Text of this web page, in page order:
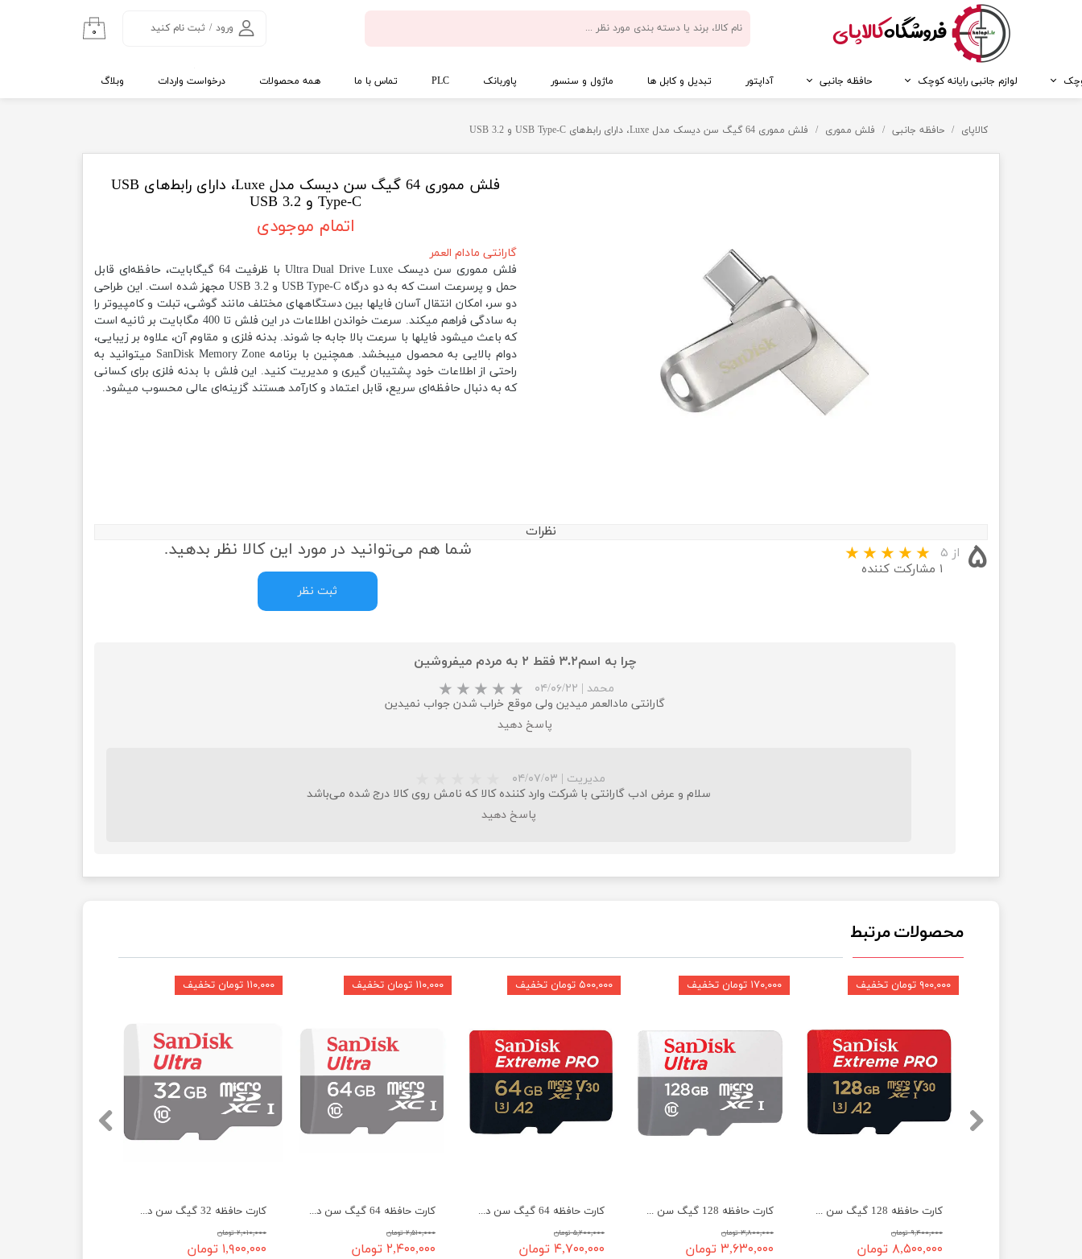
​فروشگاهکالاپای ورود / ثبت نام کنید
تغییر گذر واژه
کاربری
۰
لوازم جانبی رایانه کوچک حافظه جانبی آداپتور تبدیل و کابل ها ماژول و سنسور پاوربانک PLC تماس با ما همه محصولات درخواست واردات وبلاگ
کالاپای حافظه جانبی فلش مموری فلش مموری 64 گیگ سن دیسک مدل Luxe، دارای رابط‌های USB Type-C و USB 3.2
فلش مموری 64 گیگ سن دیسک مدل Luxe، دارای رابط‌های USB
Type-C و USB 3.2
اتمام موجودی
گارانتی مادام العمر
فلش مموری سن دیسک Ultra Dual Drive Luxe با ظرفیت 64 گیگابایت، حافظه‌ای قابل
حمل و پرسرعت است که به دو درگاه USB Type-C و USB 3.2 مجهز شده است. این طراحی
دو سر، امکان انتقال آسان فایلها بین دستگاههای مختلف مانند گوشی، تبلت و کامپیوتر را
به سادگی فراهم میکند. سرعت خواندن اطلاعات در این فلش تا 400 مگابایت بر ثانیه است
که باعث میشود فایلها با سرعت بالا جابه جا شوند. بدنه فلزی و مقاوم آن، علاوه بر زیبایی،
دوام بالایی به محصول میبخشد. همچنین با برنامه SanDisk Memory Zone میتوانید به
راحتی از اطلاعات خود پشتیبان گیری و مدیریت کنید. این فلش با بدنه فلزی برای کسانی
که به دنبال حافظه‌ای سریع، قابل اعتماد و کارآمد هستند گزینه‌ای عالی محسوب میشود.
نظرات
۵ از ۵
۱ مشارکت کننده
شما هم می‌توانید در مورد این کالا نظر بدهید.
ثبت نظر
چرا به اسم۳.۲ فقط ۲ به مردم میفروشین
محمد | ۰۴/۰۶/۲۲
★★★
گارانتی مادالعمر میدین ولی موقع خراب شدن جواب نمیدین
پاسخ دهید
مدیریت | ۰۴/۰۷/۰۳
★ ★ ★★
سلام و عرض ادب گارانتی با شرکت وارد کننده کالا که نامش روی کالا درج شده می‌باشد
پاسخ دهید
محصولات مرتبط
کارت حافظه 32 گیگ سن دیسک سرعت 100 - SanDisk micro SD 32GB Ultra
۲,۰۱۰,۰۰۰ تومان
۱,۹۰۰,۰۰۰ تومان
۱۱۰,۰۰۰ تومان تخفیف
کارت حافظه 64 گیگ سن دیسک سرعت 100 - SanDisk micro SD 64GB Ultra
۲,۵۱۰,۰۰۰ تومان
۲,۴۰۰,۰۰۰ تومان
۱۱۰,۰۰۰ تومان تخفیف
کارت حافظه 64 گیگ سن دیسک سرعت 200 - SanDisk micro SD 64GB Extreme PRO
۵,۲۰۰,۰۰۰ تومان
۴,۷۰۰,۰۰۰ تومان
۵۰۰,۰۰۰ تومان تخفیف
کارت حافظه 128 گیگ سن دیسک سرعت 100 - SanDisk micro SD 128GB Ultra
۳,۸۰۰,۰۰۰ تومان
۳,۶۳۰,۰۰۰ تومان
۱۷۰,۰۰۰ تومان تخفیف
کارت حافظه 128 گیگ سن دیسک سرعت 200 - SanDisk micro SD 128GB Extreme PRO
۹,۴۰۰,۰۰۰ تومان
۸,۵۰۰,۰۰۰ تومان
۹۰۰,۰۰۰ تومان تخفیف